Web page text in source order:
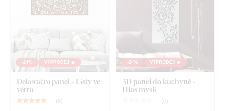
Co najdete v balení?
Dekorační panel na zeď - Zátiší
-24% VÝPRODEJ 🔥
Dekorační panel - Listy ve
větru
( 6 )
-24% VÝPRODEJ 🔥
3D panel do kuchyně -
Hlas mysli
( 0)